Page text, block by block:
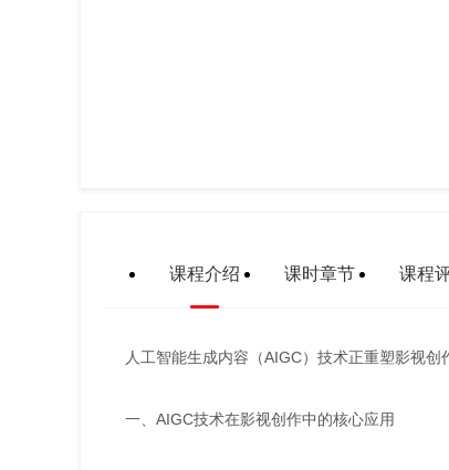
课程介绍 课时章节 课程
人工智能生成内容（AIGC）技术正重塑影视
一、AIGC技术在影视创作中的核心应用